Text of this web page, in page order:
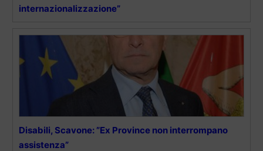
internazionalizzazione”
Disabili, Scavone: ”Ex Province non interrompano
assistenza”